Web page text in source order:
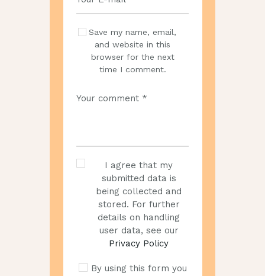
Save my name, email,
and website in this
browser for the next
time I comment.
I agree that my
submitted data is
being collected and
stored. For further
details on handling
user data, see our
Privacy Policy
By using this form you